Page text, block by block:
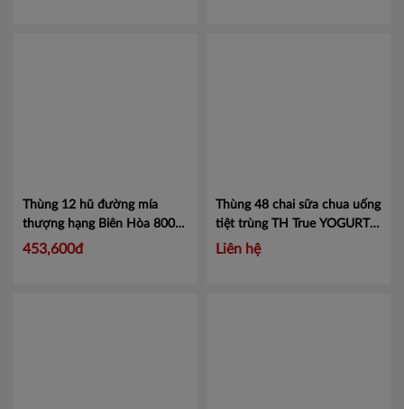
Thùng 12 hũ đường mía
thượng hạng Biên Hòa 800gr
Mã ĐMBH800
453,600đ
Thùng 48 chai sữa chua uống
tiệt trùng TH True YOGURT
180ml hương dâu tự nhiên
Liên hệ